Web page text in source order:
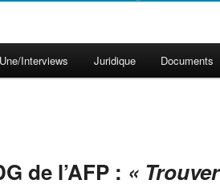
Une/Interviews Juridique Documents
de l’AFP : « Trouver